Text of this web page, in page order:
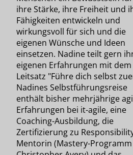
ihre Stärke, ihre Freiheit und
Fähigkeiten entwickeln und
wirkungsvoll für sich und die
eigenen Wünsche und Ideen
einsetzen. Nadine teilt gern
eigenen Erfahrungen mit dem
Leitsatz "Führe dich selbst
Nadines Selbstführungsreise
enthält bisher mehrjährige
Erfahrungen bei it-agile, eine
Coaching-Ausbildung, die
Zertifizierung zu
Mentorin (Mastery-